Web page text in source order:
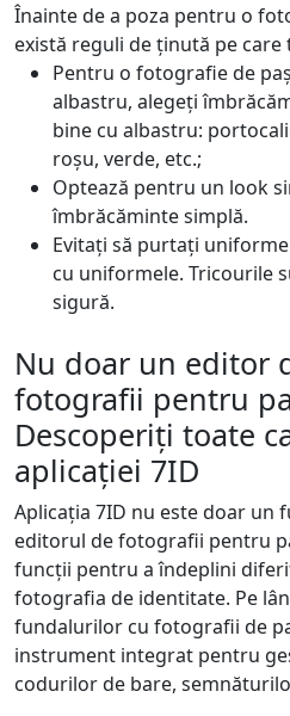
Înainte de a poza pentru o
există reguli de ținută pe
Pentru o fotografie de
albastru, alegeți
bine cu albastru:
roșu, verde, etc.;
Optează pentru un look
îmbrăcăminte simplă.
Evitați să purtați
cu uniformele. Tricourile
sigură.
Nu doar un editor
fotografii pentru
Descoperiți toate
aplicației 7ID
Aplicația 7ID nu este doar un
editorul de fotografii pentru
funcții pentru a îndeplini
fotografia de identitate. Pe
fundalurilor cu fotografii de
instrument integrat pentru
codurilor de bare,